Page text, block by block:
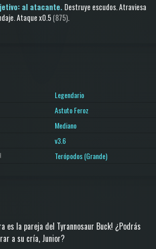
al atacante. Destruye escudos.Atraviesa
.Ataquex0.5(875).
Legendario
Astuto Feroz
Mediano
v3.6
Terópodos (Grande)
es la pareja del Tyrannosaur Buck! ¿Podrás
a su cría, Junior?